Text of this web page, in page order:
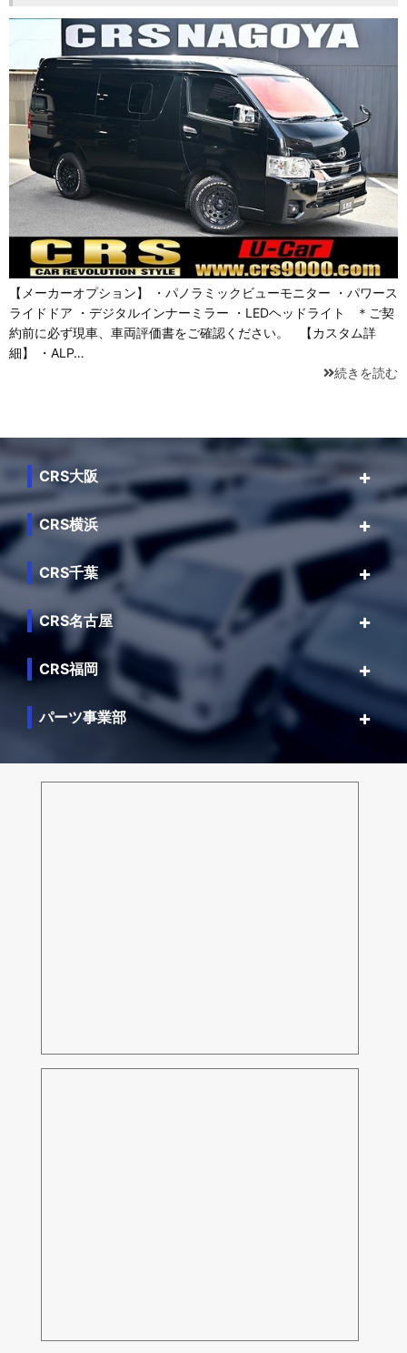
【メーカーオプション】 ・パノラミックビューモニター ・パワース
ライドドア ・デジタルインナーミラー ・LEDヘッドライト ＊ご契
約前に必ず現車、車両評価書をご確認ください。 【カスタム詳
細】 ・ALP…
続きを読む
CRS大阪
CRS横浜
CRS千葉
CRS名古屋
CRS福岡
パーツ事業部